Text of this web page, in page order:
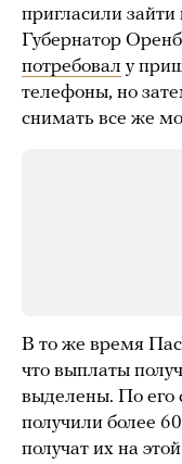
пригласили
Губернатор
потребовал у
телефоны, но
снимать все же
В то же время
что выплаты
выделены. По его
получили более
получат их на